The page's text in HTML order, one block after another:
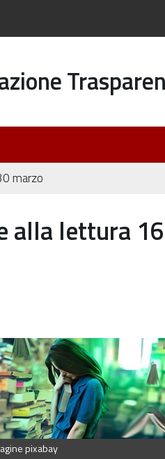
marzo
alla lettura
pixabay